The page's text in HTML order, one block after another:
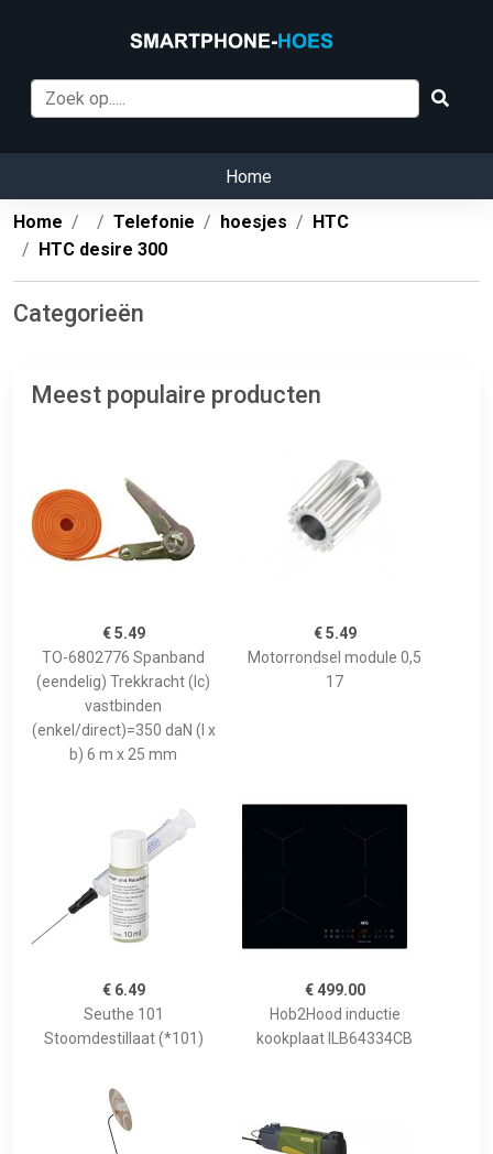
Home
Home Telefonie hoesjes
HTC
HTC desire 300
Categorieën
Meest populaire producten
€ 5.49
TO-6802776 Spanband
(eendelig) Trekkracht (lc)
vastbinden
(enkel/direct)=350 daN (l x
b) 6 m x 25 mm
€ 5.49
Motorrondsel module 0,5
17
€ 6.49
Seuthe 101
Stoomdestillaat (*101)
€ 499.00
Hob2Hood inductie
kookplaat ILB64334CB